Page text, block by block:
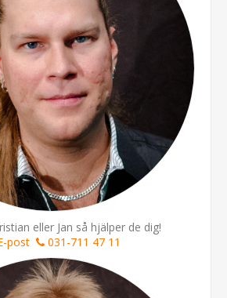
eller Jan så hjälper de dig!
post
031-711 47 11